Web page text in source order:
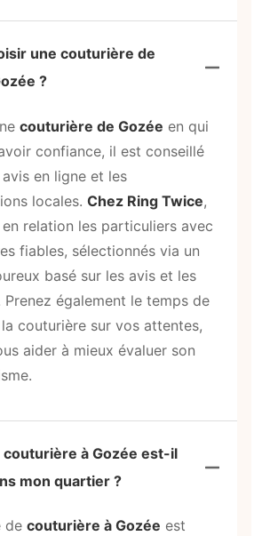
une couturière de
?
couturière de Gozée en qui
confiance, il est conseillé
en ligne et les
locales. Chez Ring Twice,
relation les particuliers avec
fiables, sélectionnés via un
basé sur les avis et les
Prenez également le temps de
couturière sur vos attentes,
aider à mieux évaluer son
couturière à Gozée est-il
mon quartier ?
de couturière à Gozée est